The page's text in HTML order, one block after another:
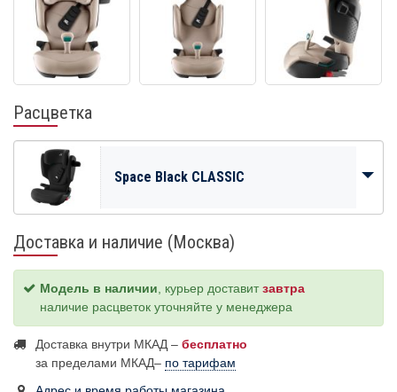
Расцветка
Space Black CLASSIC
Доставка и наличие (Москва)
Модель в наличии, курьер доставитзавтра
наличие расцветок уточняйте у менеджера
Доставка внутри МКАД – бесплатно
за пределами МКАД– по тарифам